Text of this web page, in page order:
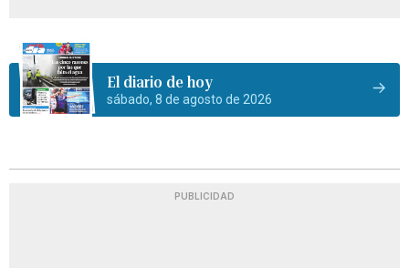
El diario de hoy
sábado, 8 de agosto de 2026
PUBLICIDAD